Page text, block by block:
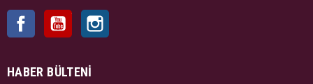
Facebook YouTube
HABER BÜLTENI